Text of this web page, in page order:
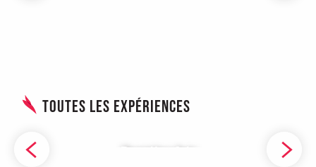
Toutes les expériences
Première fois